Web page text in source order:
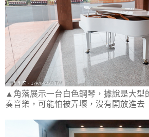
▲角落展示一台白色鋼琴，據說是大型
奏音樂，可能怕被弄壞，沒有開放進去